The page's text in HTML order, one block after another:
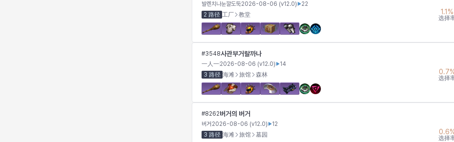
발렌치나눈깔도둑2026-08-06 (v12.0)
22
2 路径 工厂 教堂 1.1%
选择
#3548사관부거랄까나
一人一2026-08-06 (v12.0)
14
3 路径 海滩 旅馆 森林 0.7
选择
#8262버거의 버거
버거 2026-08-06 (v12.0)
12
3 路径 海滩 旅馆 墓园 0.6
选择